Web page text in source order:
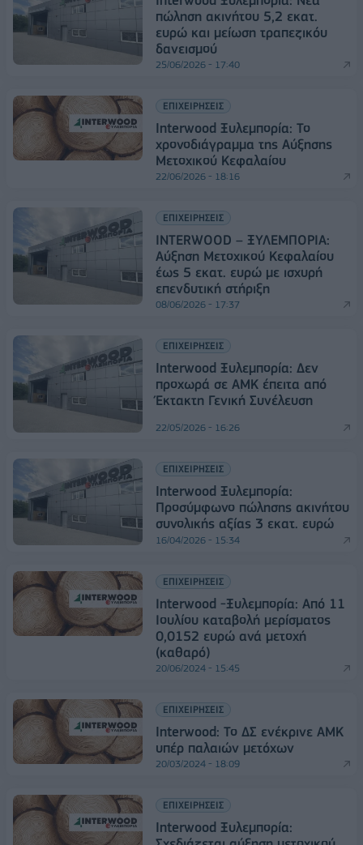
πώληση ακινήτου 5,2 εκατ.
ευρώ και μείωση τραπεζικόυ
δανεισμού
25/06/2026 - 17:40
ΕΠΙΧΕΙΡΗΣΕΙΣ
Interwood Ξυλεμπορία: Το
χρονοδιάγραμμα της Αύξησης
Μετοχικού Κεφαλαίου
22/06/2026 - 18:16
ΕΠΙΧΕΙΡΗΣΕΙΣ
ΙNTERWOOD – ΞΥΛΕΜΠΟΡΙΑ:
Αύξηση Μετοχικού Κεφαλαίου
έως 5 εκατ. ευρώ με ισχυρή
επενδυτική στήριξη
08/06/2026 - 17:37
ΕΠΙΧΕΙΡΗΣΕΙΣ
Interwood Ξυλεμπορία: Δεν
προχωρά σε ΑΜΚ έπειτα από
Έκτακτη Γενική Συνέλευση
22/05/2026 - 16:26
ΕΠΙΧΕΙΡΗΣΕΙΣ
Interwood Ξυλεμπορία:
Προσύμφωνο πώλησης ακινήτου
συνολικής αξίας 3 εκατ. ευρώ
16/04/2026 - 15:34
ΕΠΙΧΕΙΡΗΣΕΙΣ
Ιnterwood -Ξυλεμπορία: Από 11
Ιουλίου καταβολή μερίσματος
0,0152 ευρώ ανά μετοχή
(καθαρό)
20/06/2024 - 15:45
ΕΠΙΧΕΙΡΗΣΕΙΣ
Interwood: Το ΔΣ ενέκρινε ΑΜΚ
υπέρ παλαιών μετόχων
20/03/2024 - 18:09
ΕΠΙΧΕΙΡΗΣΕΙΣ
Interwood Ξυλεμπορία: